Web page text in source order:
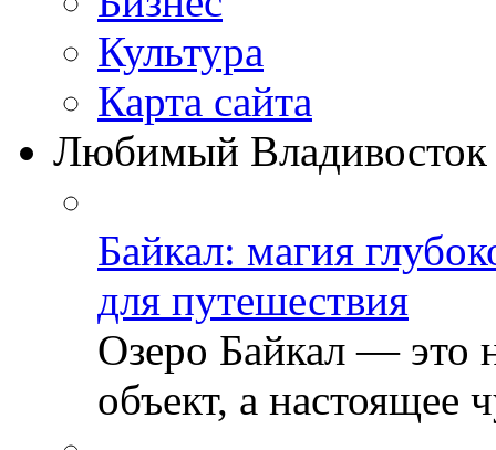
Культура
Карта сайта
Любимый Владивосток
Байкал: магия
для путешествия
Озеро Байкал — это
объект, а настоящее